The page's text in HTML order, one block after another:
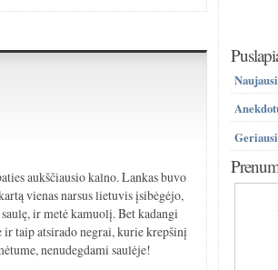
aukščiausio kalno. Lankas buvo
vienas narsus lietuvis įsibėgėjo,
ir metė kamuolį. Bet kadangi
ir taip atsirado negrai, kurie krepšinį
nenudegdami saulėje!